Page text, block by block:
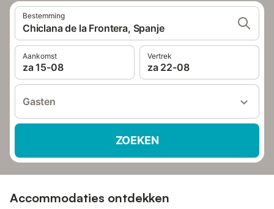
Bestemming
Chiclana de la Frontera, Spanje
Aankomst
za 15-08
Vertrek
za 22-08
Gasten
ZOEKEN
Accommodaties ontdekken